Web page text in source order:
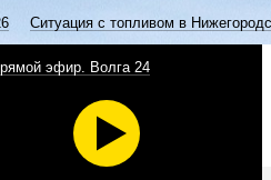
Ситуация с топливом в
эфир. Волга 24